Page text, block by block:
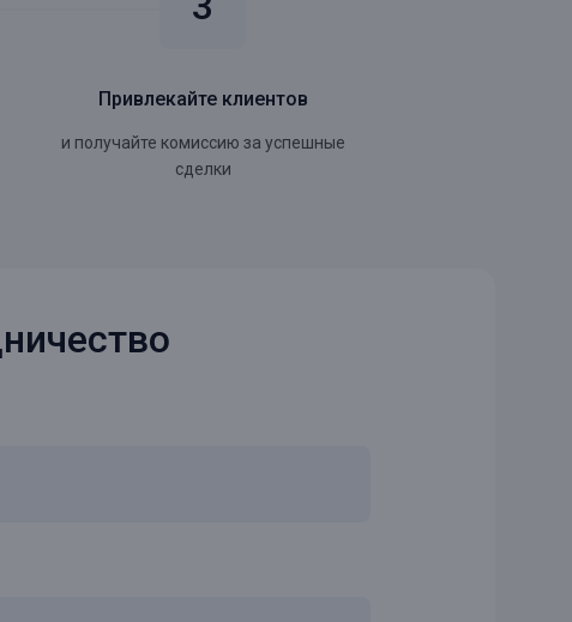
Привлекайте клиентов
и получайте комиссию за успешные
сделки